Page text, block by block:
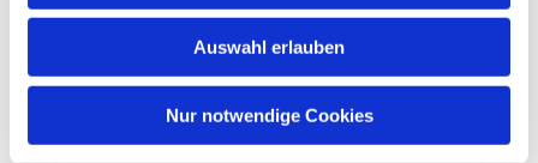
Auswahl erlauben
Nur notwendige Cookies